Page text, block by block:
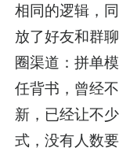
相同的逻辑，
放了好友和群
圈渠道：拼单
任背书，曾经
新，已经让不
式，没有人数